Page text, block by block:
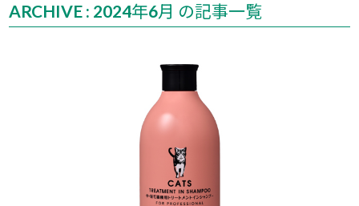
ARCHIVE : 2024年6月 の記事一覧